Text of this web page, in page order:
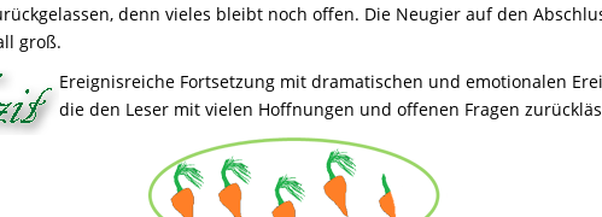
denn vieles bleibt noch offen. Die Neugier auf den
groß.
Ereignisreiche Fortsetzung mit dramatischen und emotionalen
die den Leser mit vielen Hoffnungen und offenen Fragen